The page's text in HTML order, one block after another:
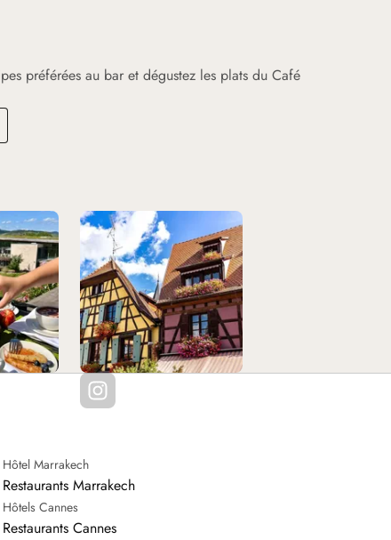
préférées au bar et dégustez les plats du Café
Hôtel Marrakech
Restaurants Marrakech
Hôtels Cannes
Restaurants Cannes